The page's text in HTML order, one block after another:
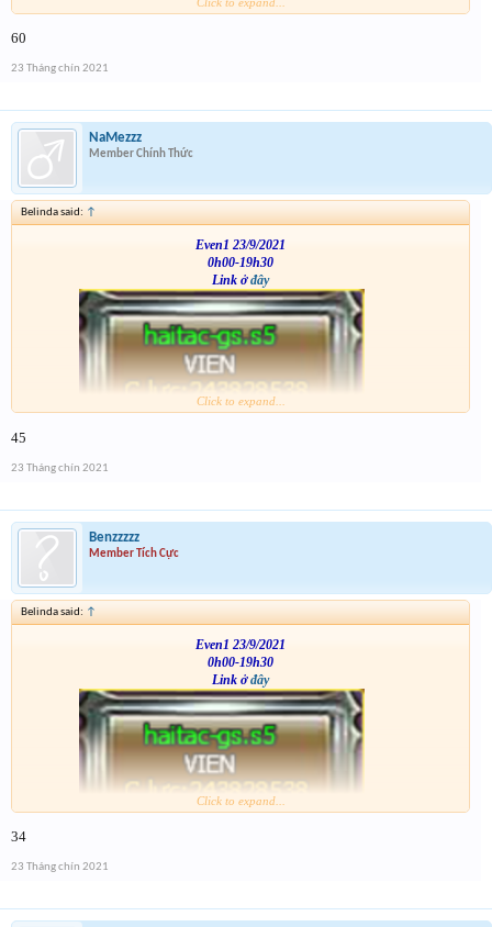
VS
60
23 Tháng chín 2021
NaMezzz
Member Chính Thức
Belinda said: ↑
Even1 23/9/2021
0h00-19h30
Link ởđây
VS
Click to expand...
45
23 Tháng chín 2021
Benzzzzz
Member Tích Cực
Belinda said: ↑
Even1 23/9/2021
0h00-19h30
Link ởđây
VS
Click to expand...
34
23 Tháng chín 2021